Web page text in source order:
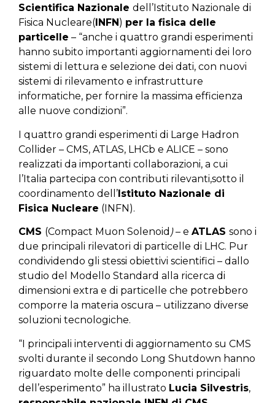
Scientifica Nazionale dell’Istituto Nazionale di
Fisica Nucleare( INFN ) per la fisica delle
particelle – “anche i quattro grandi esperimenti
hanno subito importanti aggiornamenti dei loro
sistemi di lettura e selezione dei dati, con nuovi
sistemi di rilevamento e infrastrutture
informatiche, per fornire la massima efficienza
alle nuove condizioni”.
I quattro grandi esperimenti di Large Hadron
Collider – CMS, ATLAS, LHCb e ALICE – sono
realizzati da importanti collaborazioni, a cui
l’Italia partecipa con contributi rilevanti,sotto il
coordinamento dell’Istituto Nazionale di
Fisica Nucleare (INFN).
CMS (Compact Muon Solenoid )– e ATLAS sono i
due principali rilevatori di particelle di LHC. Pur
condividendo gli stessi obiettivi scientifici – dallo
studio del Modello Standard alla ricerca di
dimensioni extra e di particelle che potrebbero
comporre la materia oscura – utilizzano diverse
soluzioni tecnologiche.
“I principali interventi di aggiornamento su CMS
svolti durante il secondo Long Shutdown hanno
riguardato molte delle componenti principali
dell’esperimento” ha illustrato Lucia Silvestris,